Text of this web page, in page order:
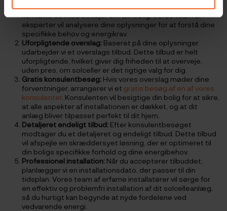
Personlig rådgivning:Start din solcelle-rejse ved at
kontakte os med detaljer om din bolig. Vores team af
eksperter vil analysere dine oplysninger for at forstå dine
specifikke behov og energikrav.
Uforpligtende overslag: Baseret på dine oplysninger
udarbejder vi et overslags tilbud. Dette tilbud er helt
uforpligtende, hvilket giver dig friheden til at overveje,
uden pres, om solceller er det rigtige valg for dig.
Gratis konsulentbesøg: Hvis vores overslag møder dine
forventninger, arrangerer vi et gratis besøg af en af vores
konsulenter. Konsulenten vil besigtige din bolig for at sikre,
at alle aspekter af installationen er dækket, og at dit
anlæg bliver tilpasset perfekt til dit hjem.
Detaljeret endeligt tilbud: Efter konsulentbesøget
modtager du et detaljeret og endeligt tilbud. Dette tilbud
vil afspejle en skræddersyet løsning, der er optimeret til
din boligs specifikke forhold og dine energibehov.
Professionel installation: Når du accepterer tilbuddet,
planlægger vi en installationsdato, der passer til din
tidsplan. Vores team af erfarne installatører vil sørge for
en effektiv og problemfri installation af dit solcelleanlæg,
så du hurtigt kan begynde at nyde fordelene ved
vedvarende energi.